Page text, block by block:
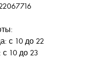
с 10 до 22
с 10 до 23